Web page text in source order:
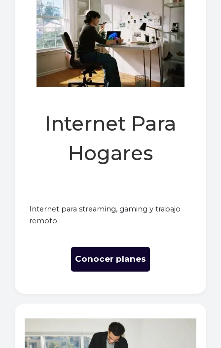
Internet Para
Hogares
Internet para streaming, gaming y trabajo
remoto.
Conocer planes